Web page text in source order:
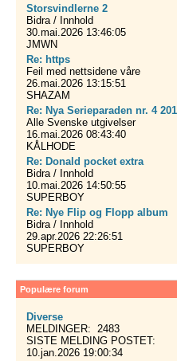
Storsvindlerne 2
Bidra / Innhold
30.mai.2026 13:46:05
JMWN
Re: https
Feil med nettsidene våre
26.mai.2026 13:15:51
SHAZAM
Re: Nya Serieparaden nr. 4
Alle Svenske utgivelser
16.mai.2026 08:43:40
KÅLHODE
Re: Donald pocket extra
Bidra / Innhold
10.mai.2026 14:50:55
SUPERBOY
Re: Nye Flip og Flopp album
Bidra / Innhold
29.apr.2026 22:26:51
SUPERBOY
Populære forum
Diverse
MELDINGER: 2483
SISTE MELDING POSTET:
10.jan.2026 19:00:34